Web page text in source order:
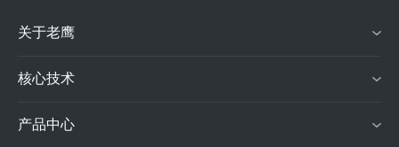
关于老鹰
核心技术
产品中心